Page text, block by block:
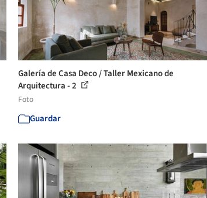
Galería de Casa Deco / Taller Mexicano de
Arquitectura - 2
Foto
Guardar